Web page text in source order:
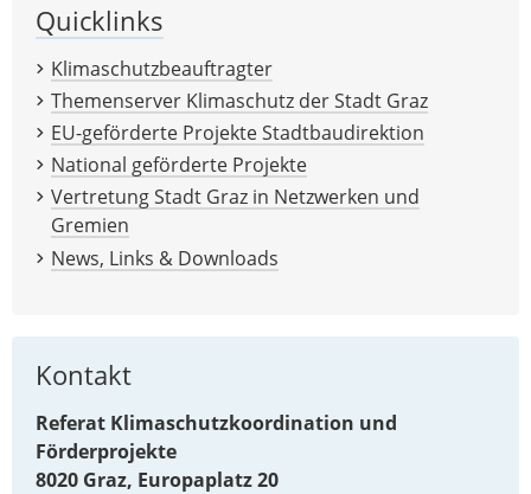
Quicklinks
Klimaschutzbeauftragter
Themenserver Klimaschutz der Stadt Graz
EU-geförderte Projekte Stadtbaudirektion
National geförderte Projekte
Vertretung Stadt Graz in Netzwerken und
Gremien
News, Links & Downloads
Kontakt
Referat Klimaschutzkoordination und
Förderprojekte
8020 Graz, Europaplatz 20